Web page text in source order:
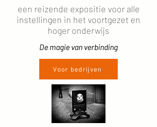
een reizende expositie voor alle
instellingen in het voortgezet en
hoger onderwijs
De magie van verbinding
Voor bedrijven